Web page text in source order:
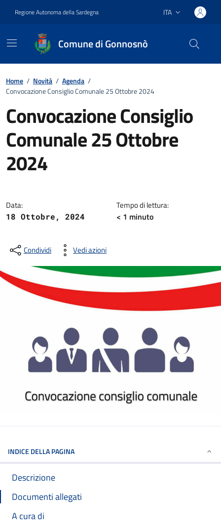
Regione Autonoma della Sardegna Lingua attiva:
ITA
Comune di Gonnosnò
Home / Novità / Agenda /
Convocazione Consiglio Comunale 25 Ottobre 2024
Convocazione Consiglio
Comunale 25 Ottobre
2024
Data:
18 Ottobre, 2024
Tempo di lettura:
< 1 minuto
Condividi Vedi azioni
INDICE DELLA PAGINA
Descrizione
Documenti allegati
A cura di